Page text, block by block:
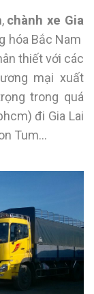
chành xe Gia
hóa Bắc Nam
thiết với các
mại xuất
trong quá
đi Gia Lai
Tum…